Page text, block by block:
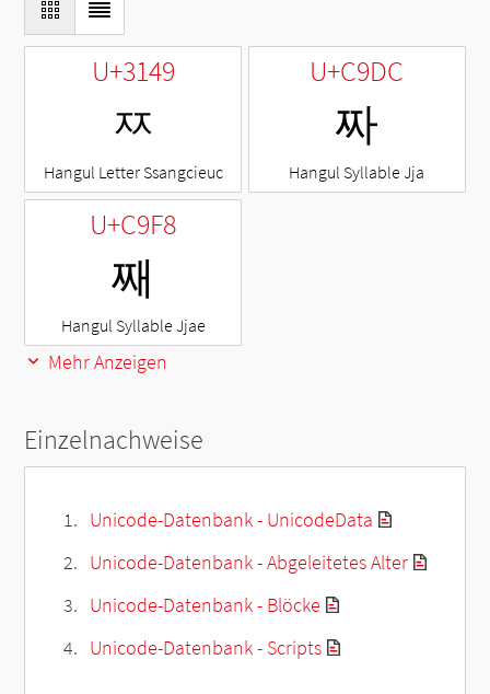
U+3149
ㅉ
Hangul Letter Ssangcieuc
U+C9DC
짜
Hangul Syllable Jja
U+C9F8
째
Hangul Syllable Jjae
Mehr Anzeigen
Einzelnachweise
Unicode-Datenbank - UnicodeData
Unicode-Datenbank - Abgeleitetes Alter
Unicode-Datenbank - Blöcke
Unicode-Datenbank - Scripts